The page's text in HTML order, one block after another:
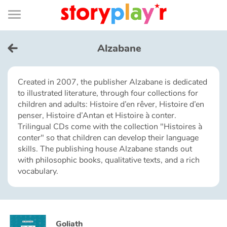
Connexion
Bibliothèque
de
page
Menu
Log in
Try for free
Library
Awards
Home
Alzabane
Created in 2007, the publisher Alzabane is dedicated
to illustrated literature, through four collections for
children and adults: Histoire d’en rêver, Histoire d’en
penser, Histoire d’Antan et Histoire à conter.
Trilingual CDs come with the collection "Histoires à
conter" so that children can develop their language
skills. The publishing house Alzabane stands out
with philosophic books, qualitative texts, and a rich
vocabulary.
Goliath